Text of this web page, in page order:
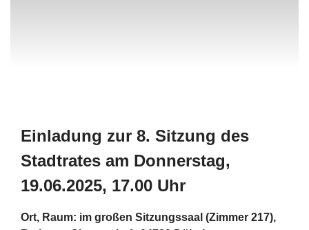
Einladung zur 8. Sitzung des
Stadtrates am Donnerstag,
19.06.2025, 17.00 Uhr
Ort, Raum: im großen Sitzungssaal (Zimmer 217),